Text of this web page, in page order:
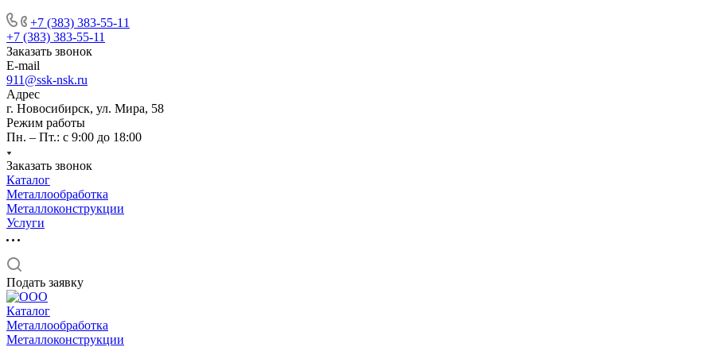
+7 (383) 383-55-11
+7 (383) 383-55-11
Заказать звонок
E-mail
911@ssk-nsk.ru
Адрес
г. Новосибирск, ул. Мира, 58
Режим работы
Пн. – Пт.: с 9:00 до 18:00
Заказать звонок
Каталог
Металлообработка
Металлоконструкции
Услуги
Подать заявку
Каталог
Металлообработка
Металлоконструкции